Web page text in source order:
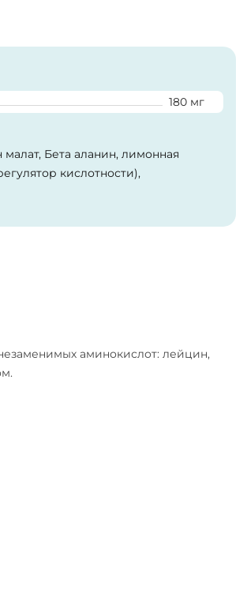
180 мг
Бета аланин, лимонная
кислотности),
(витамин С), краситель пищевой,
аминокислот: лейцин,